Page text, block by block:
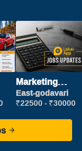
Marketing
Executive
East-godavari
₹22500 - ₹30000